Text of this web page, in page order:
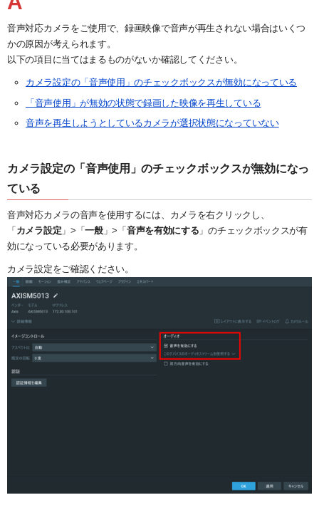
価格（ライセンス体系）
最大接続台数
3種類の録画モード
ユーザー管理
録画映像の検索
録画映像のバックアップ
FAQ
ダウンロード
ブログ
定期配信メールのご登録
お問い合わせ
資料ダウンロード
システム・ケイAIサイトへ
システム・ケイサイトへ
音声対応カメラをご使用で、録画映像で音声が再生されない場合はいくつ
かの原因が考えられます。
以下の項目に当てはまるものがないか確認してください。
カメラ設定の「音声使用」のチェックボックスが無効になっている
「音声使用」が無効の状態で録画した映像を再生している
音声を再生しようとしているカメラが選択状態になっていない
カメラ設定の「音声使用」のチェックボックスが無効になっ
ている
音声対応カメラの音声を使用するには、カメラを右クリックし、
「カメラ設定 」>「一般」>「音声を有効にする 」のチェックボックスが有
効になっている必要があります。
カメラ設定をご確認ください。